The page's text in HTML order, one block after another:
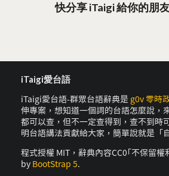
快分享 iTaigi 給你的朋
iTaigi愛台語
iTaigi愛台語-群眾台語辭典是 g0v 零時
伸專案，想知道一個詞的台語怎麼說，
都可以查，但不一定查得到，查不到時
明台語講法貢獻給大家，簡單說就是「
程式授權 MIT，辭典內容CC0｢不保留
by BootStrap 5.